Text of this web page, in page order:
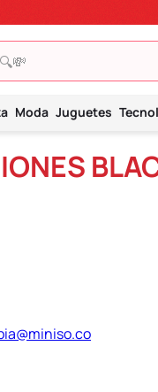
Moda Juguetes